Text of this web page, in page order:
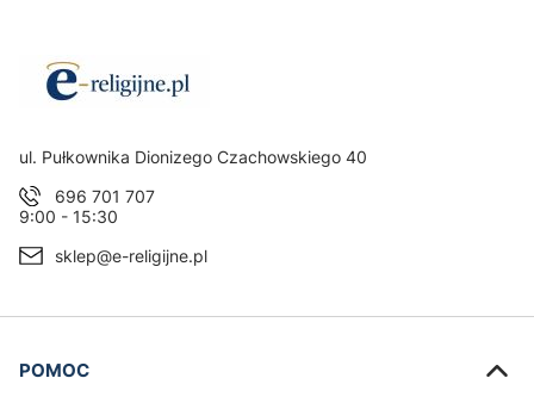
Adres:
ul. Pułkownika Dionizego Czachowskiego 40
696 701 707
9:00 - 15:30
sklep@e-religijne.pl
Linki w stopce
POMOC